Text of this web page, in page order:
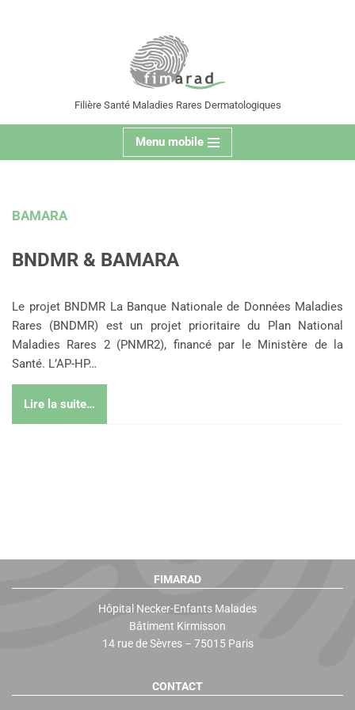
Filière Santé Maladies Rares Dermatologiques
Menu mobile
BAMARA
BNDMR & BAMARA
Le projet BNDMR La Banque Nationale de Données Maladies
Rares (BNDMR) est un projet prioritaire du Plan National
Maladies Rares 2 (PNMR2), financé par le Ministère de la
Santé. L’AP-HP…
Lire la suite…
FIMARAD
Hôpital Necker-Enfants Malades
Bâtiment Kirmisson
14 rue de Sèvres – 75015 Paris
CONTACT